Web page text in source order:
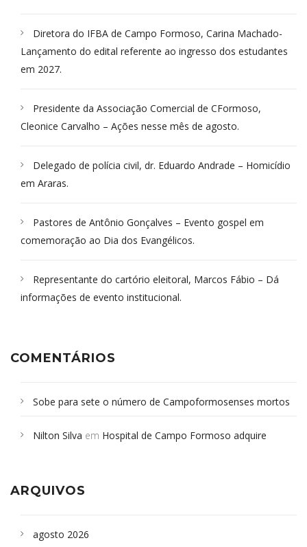
Diretora do IFBA de Campo Formoso, Carina Machado-
Lançamento do edital referente ao ingresso dos estudantes
em 2027.
Presidente da Associação Comercial de CFormoso,
Cleonice Carvalho – Ações nesse mês de agosto.
Delegado de polícia civil, dr. Eduardo Andrade – Homicídio
em Araras.
Pastores de Antônio Gonçalves – Evento gospel em
comemoração ao Dia dos Evangélicos.
Representante do cartório eleitoral, Marcos Fábio – Dá
informações de evento institucional.
COMENTÁRIOS
Sobe para sete o número de Campoformosenses mortos
Campoformosenses que morreram em desabamentos são
Nilton Silva em Hospital de Campo Formoso adquire
ARQUIVOS
agosto 2026